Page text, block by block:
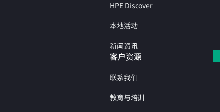
HPE Discover
本地活动
新闻资讯
客户资源
联系我们
教育与培训